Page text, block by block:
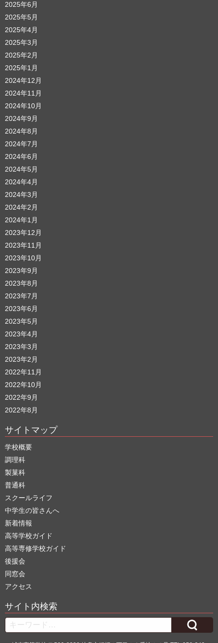
2025年6月
2025年5月
2025年4月
2025年3月
2025年2月
2025年1月
2024年12月
2024年11月
2024年10月
2024年9月
2024年8月
2024年7月
2024年6月
2024年5月
2024年4月
2024年3月
2024年2月
2024年1月
2023年12月
2023年11月
2023年10月
2023年9月
2023年8月
2023年7月
2023年6月
2023年5月
2023年4月
2023年3月
2023年2月
2022年11月
2022年10月
2022年9月
2022年8月
サイトマップ
学校概要
調理科
製菓科
普通科
スクールライフ
中学生の皆さんへ
新着情報
高等学校ガイド
高等専修学校ガイド
後援会
同窓会
アクセス
サイト内検索
Search